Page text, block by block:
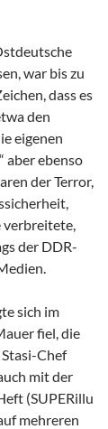
war bis zu
dass es
den
eigenen
aber ebenso
der Terror,
verbreitete,
der DDR-
sich im
fiel, die
Chef
mit der
(SUPERillu
mehreren